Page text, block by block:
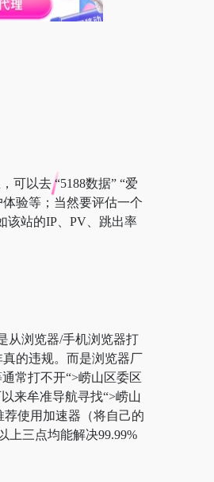
可以去 “5188数据” “爱
验等；当然要评估一个
该站的IP、PV、跳出率
从浏览器/手机浏览器打
的违规。而是浏览器厂
常打不开“>崂山区委区
来牟准导航寻找“>崂山
荐使用加速器（将自己的
上三点均能解决99.99%